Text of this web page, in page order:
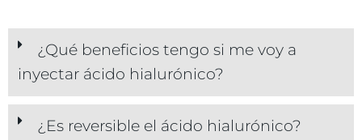
¿Qué beneficios tengo si me voy a
inyectar ácido hialurónico?
¿Es reversible el ácido hialurónico?